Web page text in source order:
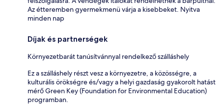
Az étteremben gyermekmenü várja a kisebbeket. Nyitva
minden nap
Díjak és partnerségek
Környezetbarát tanúsítvánnyal rendelkező szálláshely
Ez a szálláshely részt vesz a környezetre, a közösségre, a
kulturális örökségre és/vagy a helyi gazdaság gyakorolt hatást
mérő Green Key (Foundation for Environmental Education)
programban.